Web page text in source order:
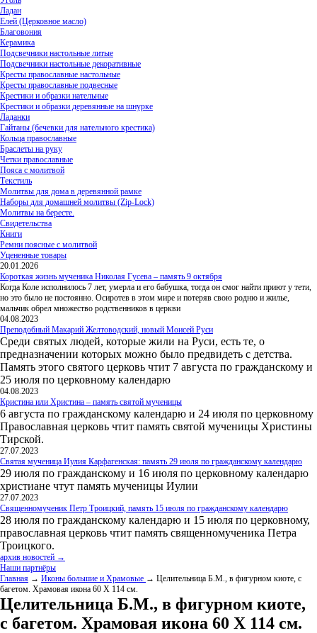
Ладан
Елей (Церковное масло)
Благовония
Керамика
Подсвечники настольные литые
Подсвечники настольные декоративные
Кресты православные настольные
Кресты православные подвесные
Крестики и образки нательные
Крестики и образки деревянные на шнурке
Ладанки
Гайтаны (бечевки для нательного крестика)
Кольца православные
Браслеты на руку
Четки православные
Пояса с молитвой
Текстиль
Молитвы для дома в деревянной рамке
Наборы для домашней молитвы (Zip-Lock)
Молитвы на бересте.
Свидетельства
Книги
Ремни поясные с молитвой
Уцененные товары
20.01.2026
Короткая жизнь мученика Николая Гусева – память 9 октября
Когда Коле исполнилось 7 лет, умерла и его бабушка, тогда он смог найти приют у тети,
но это было не постоянно. Осиротев в этом мире и потеряв свою родню и жилье,
мальчик обрел множество родственников в церкви
04.08.2023
Преподобный Макарий Желтоводский, новый Моисей Руси
Среди святых людей, которые жили на Руси, есть те, о
предназначении которых можно было предвидеть с детства.
Память этого святого церковь чтит 7 августа по гражданскому и
25 июля по церковному календарю
04.08.2023
Кристина или Христина – память святой мученицы
6 августа по гражданскому календарю и 24 июля по церковному
Православная церковь чтит память святой мученицы Христины
Тирской.
27.07.2023
Святая мученица Иулия Карфагенская: память 29 июля по гражданскому календарю
29 июля по гражданскому и 16 июля по церковному календарю
христиане чтут память мученицы Иулии
27.07.2023
Священномученик Петр Троицкий, память 15 июля по гражданскому календарю
28 июля по гражданскому календарю и 15 июля по церковному,
православная церковь чтит память священномученика Петра
Троицкого.
архив новостей →
Наши партнёры
Главная → Иконы большие и Храмовые → Целительница Б.М., в фигурном киоте, с
багетом. Храмовая икона 60 Х 114 см.
Целительница Б.М., в фигурном киоте,
с багетом. Храмовая икона 60 Х 114 см.